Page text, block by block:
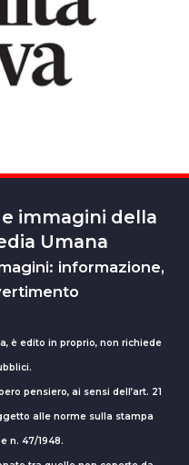
e immagini della
Umana
informazione,
è edito in proprio, non richiede
pensiero, ai sensi dell’art. 21
alle norme sulla stampa
n. 47/1948.